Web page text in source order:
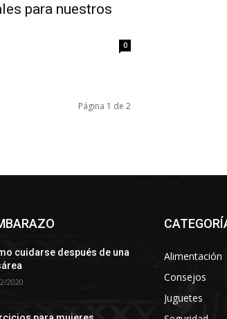
para nuestros
0
Página 1 de 2
cuidarse después de una
2020
Alimentación
Consejos
Juguetes